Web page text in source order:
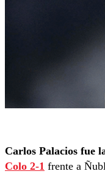
Carlos Palacios fue
Colo 2-1 frente a